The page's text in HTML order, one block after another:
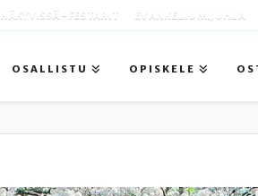
NÄKYVISSÄ -FESTARIT EVANKELIUMIJUHLA
OSALLISTU OPISKELE